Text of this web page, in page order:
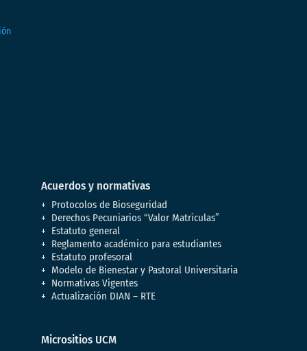
Acuerdos y normativas
Protocolos de Bioseguridad
Derechos Pecuniarios “Valor Matrículas”
Estatuto general
Reglamento académico para estudiantes
Estatuto profesoral
Modelo de Bienestar y Pastoral Universitaria
Normativas Vigentes
Actualización DIAN – RTE
Micrositios UCM